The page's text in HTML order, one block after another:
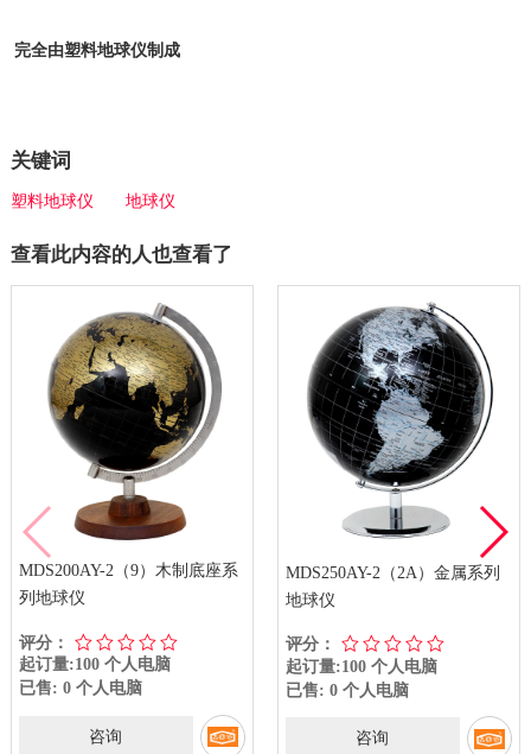
完全由塑料地球仪制成
关键词
塑料地球仪 地球仪
查看此内容的人也查看了
MDS200AY-2（9）木制底座系
列地球仪
评分：
起订量:100 个人电脑
已售: 0 个人电脑
咨询
MDS250AY-2（2A）金属系列
地球仪
评分：
起订量:100 个人电脑
已售: 0 个人电脑
咨询